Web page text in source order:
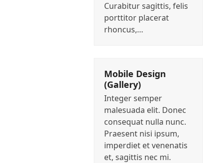
Curabitur sagittis, felis
porttitor placerat
rhoncus,…
Mobile Design
(Gallery)
Integer semper
malesuada elit. Donec
consequat nulla nunc.
Praesent nisi ipsum,
imperdiet et venenatis
et, sagittis nec mi.